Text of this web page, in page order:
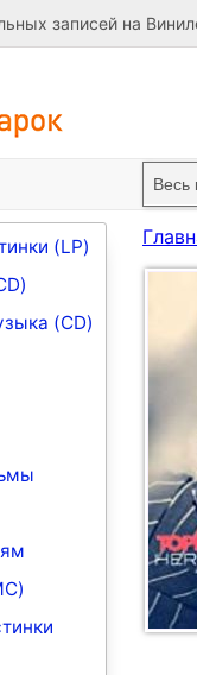
записей на
(LP)
(CD)